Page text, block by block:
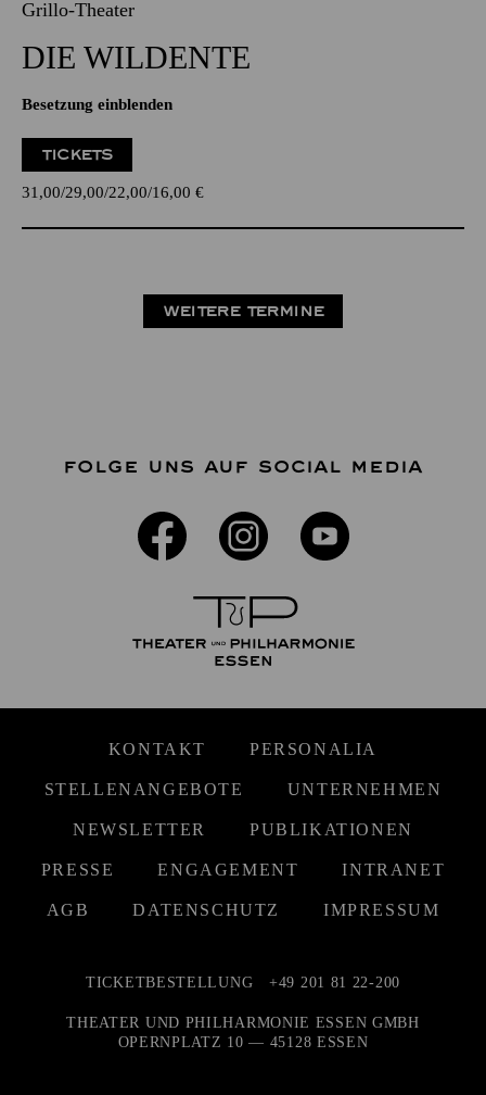
Grillo-Theater
DIE WILDENTE
Besetzung einblenden
TICKETS
31,00 29,00 22,00 16,00 €
WEITERE TERMINE
FOLGE UNS AUF SOCIAL MEDIA
KONTAKT PERSONALIA
STELLENANGEBOTE UNTERNEHMEN
NEWSLETTER PUBLIKATIONEN
PRESSE ENGAGEMENT INTRANET
AGB DATENSCHUTZ IMPRESSUM
TICKETBESTELLUNG +49 201 81 22-200
THEATER UND PHILHARMONIE ESSEN GMBH
OPERNPLATZ 10 — 45128 ESSEN